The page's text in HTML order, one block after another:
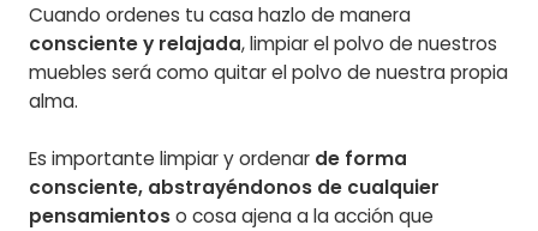
Cuando ordenes tu casa hazlo de manera
consciente y relajada, limpiar el polvo de nuestros
muebles será como quitar el polvo de nuestra propia
alma.
Es importante limpiar y ordenar de forma
consciente, abstrayéndonos de cualquier
pensamientoso cosa ajena a la acción que